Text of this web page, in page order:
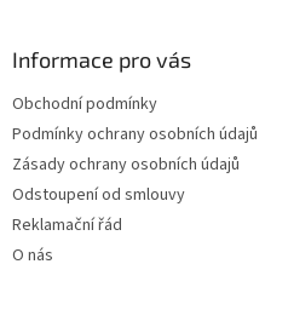
Informace pro vás
Obchodní podmínky
Podmínky ochrany osobních údajů
Zásady ochrany osobních údajů
Odstoupení od smlouvy
Reklamační řád
O nás